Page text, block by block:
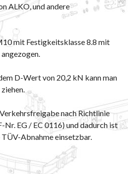
ALKO, und andere
mit Festigkeitsklasse 8.8 mit
D-Wert von 20,2 kN kann man
nach Richtlinie
Nr. EG / EC 0116) und dadurch ist
Abnahme einsetzbar.